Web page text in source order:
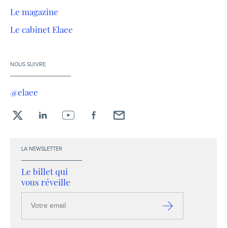
Le magazine
Le cabinet Elaee
NOUS SUIVRE
@elaee
LA NEWSLETTER
Le billet qui
vous réveille
email
S’inscrire